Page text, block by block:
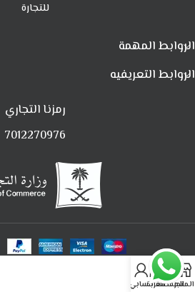
للتجارة
الروابط المهمة
الروابط التعريفيه
رمزنا التجاري
7012270976
المتجرالمفضلةالعربةحسابي